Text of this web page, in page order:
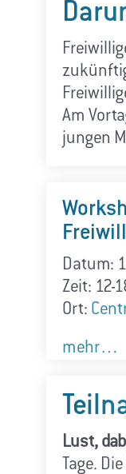
Am
jungen
Datum:
Zeit: 12-
Ort:
mehr…
Lust,
Tage.